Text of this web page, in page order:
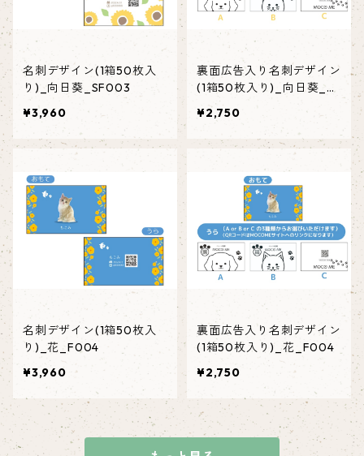
名刺デザイン(1箱50枚入
り)_向日葵_SF003
¥3,960
裏面広告入り名刺デザイン
(1箱50枚入り)_向日葵_SF
003
¥2,750
名刺デザイン(1箱50枚入
り)_花_F004
¥3,960
裏面広告入り名刺デザイン
(1箱50枚入り)_花_F004
¥2,750